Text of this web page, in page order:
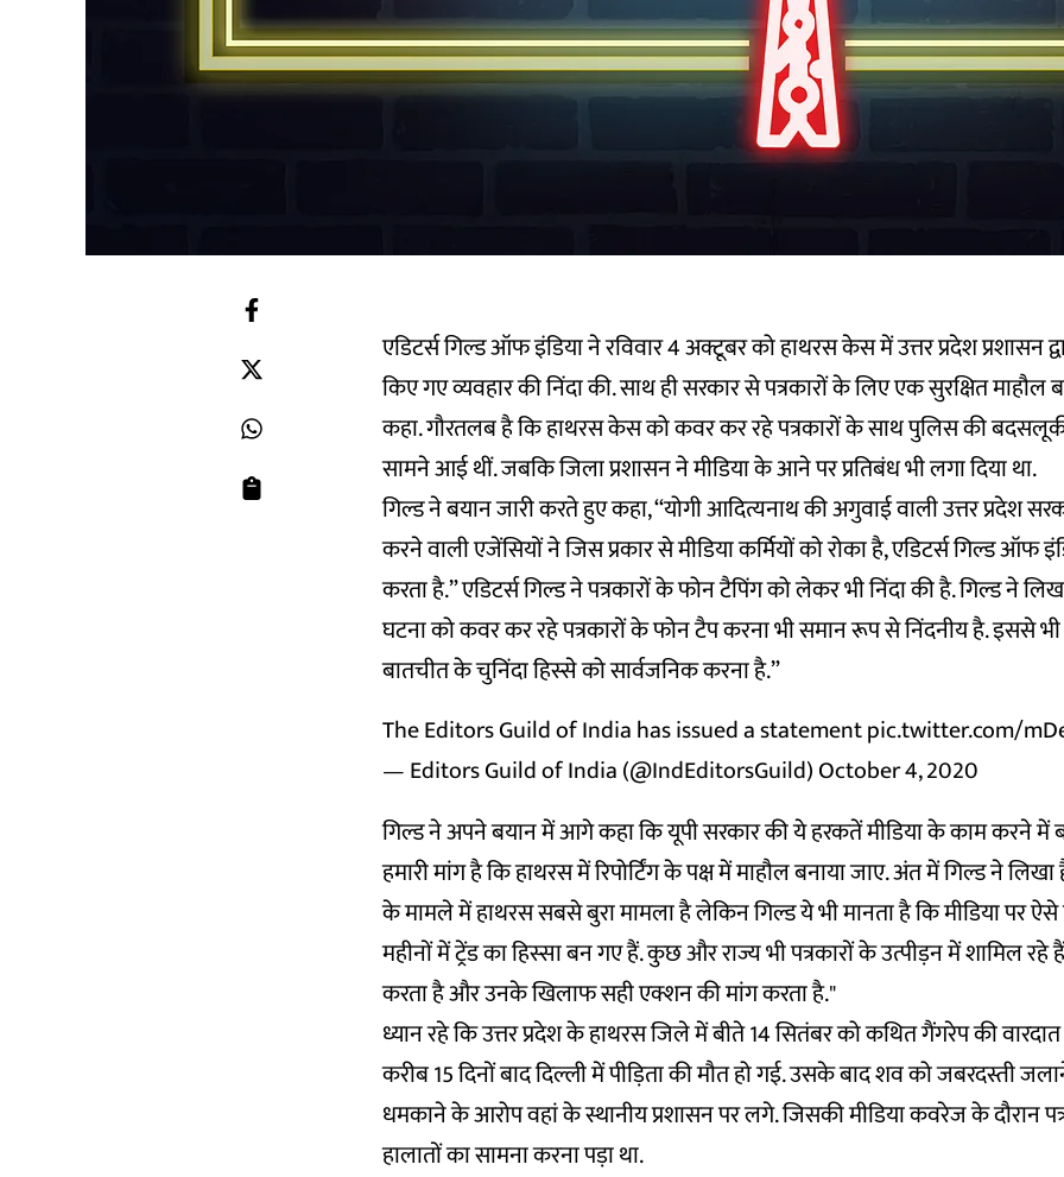
एडिटर्स गिल्ड ऑफ इंडिया ने रविवार 4 अक्टूबर को हाथरस केस में उत्तर प्रदेश प्रशासन
किए गए व्यवहार की निंदा की. साथ ही सरकार से पत्रकारों के लिए एक सुरक्षित माहौल
कहा. गौरतलब है कि हाथरस केस को कवर कर रहे पत्रकारों के साथ पुलिस की
सामने आई थीं. जबकि जिला प्रशासन ने मीडिया के आने पर प्रतिबंध भी लगा दिया था.
गिल्ड ने बयान जारी करते हुए कहा, ‘‘योगी आदित्यनाथ की अगुवाई वाली उत्तर प्रदेश
करने वाली एजेंसियों ने जिस प्रकार से मीडिया कर्मियों को रोका है, एडिटर्स गिल्ड ऑफ
करता है.” एडिटर्स गिल्ड ने पत्रकारों के फोन टैपिंग को लेकर भी निंदा की है. गिल्ड ने
घटना को कवर कर रहे पत्रकारों के फोन टैप करना भी समान रूप से निंदनीय है. इससे भी
बातचीत के चुनिंदा हिस्से को सार्वजनिक करना है.”
The Editors Guild of India has issued a statementpic.twitter.com/
— Editors Guild of India (@IndEditorsGuild)October 4, 2020
गिल्ड ने अपने बयान में आगे कहा कि यूपी सरकार की ये हरकतें मीडिया के काम करने में
हमारी मांग है कि हाथरस में रिपोर्टिंग के पक्ष में माहौल बनाया जाए. अंत में गिल्ड ने
के मामले में हाथरस सबसे बुरा मामला है लेकिन गिल्ड ये भी मानता है कि मीडिया पर
महीनों में ट्रेंड का हिस्सा बन गए हैं. कुछ और राज्य भी पत्रकारों के उत्पीड़न में शामिल रहे
करता है और उनके खिलाफ सही एक्शन की मांग करता है."
ध्यान रहे कि उत्तर प्रदेश के हाथरस जिले में बीते 14 सितंबर को कथित गैंगरेप की
करीब 15 दिनों बाद दिल्ली में पीड़िता की मौत हो गई. उसके बाद शव को जबरदस्ती
धमकाने के आरोप वहां के स्थानीय प्रशासन पर लगे. जिसकी मीडिया कवरेज के दौरान
हालातों का सामना करना पड़ा था.